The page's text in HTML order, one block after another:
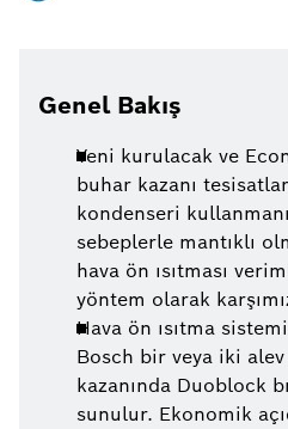
Genel Bakış
Yeni kurulacak ve
buhar kazanı
kondenseri
sebeplerle mantıklı
hava ön ısıtması
yöntem olarak
Hava ön ısıtma
Bosch bir veya iki
kazanında Duoblock
sunulur. Ekonomik